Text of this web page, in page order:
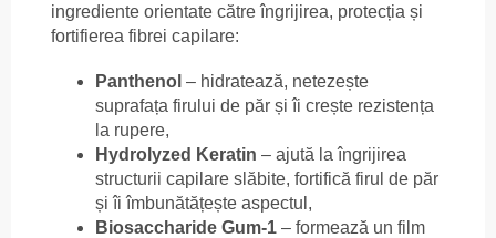
ingrediente orientate către îngrijirea, protecția și
fortifierea fibrei capilare:
Panthenol – hidratează, netezește
suprafața firului de păr și îi crește rezistența
la rupere,
Hydrolyzed Keratin – ajută la îngrijirea
structurii capilare slăbite, fortifică firul de păr
și îi îmbunătățește aspectul,
Biosaccharide Gum-1 – formează un film